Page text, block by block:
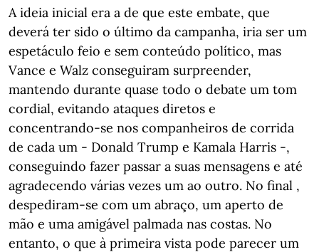
A ideia inicial era a de que este embate, que
deverá ter sido o último da campanha, iria ser um
espetáculo feio e sem conteúdo político, mas
Vance e Walz conseguiram surpreender,
mantendo durante quase todo o debate um tom
cordial, evitando ataques diretos e
concentrando-se nos companheiros de corrida
de cada um - Donald Trump e Kamala Harris -,
conseguindo fazer passar a suas mensagens e até
agradecendo várias vezes um ao outro. No final ,
despediram-se com um abraço, um aperto de
mão e uma amigável palmada nas costas. No
entanto, o que à primeira vista pode parecer um